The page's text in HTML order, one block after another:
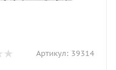
Артикул: 39314